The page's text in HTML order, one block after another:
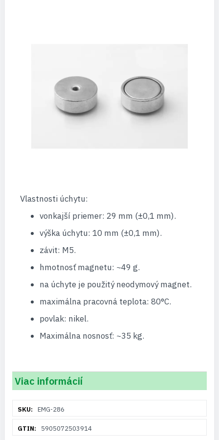
Vlastnosti úchytu:
vonkajší priemer: 29 mm (±0,1 mm).
výška úchytu: 10 mm (±0,1 mm).
závit: M5.
hmotnosť magnetu: ~49 g.
na úchyte je použitý neodymový magnet.
maximálna pracovná teplota: 80°C.
povlak: nikel.
Maximálna nosnosť: ~35 kg.
Viac informácií
informáciíEMG-286
5905072503914